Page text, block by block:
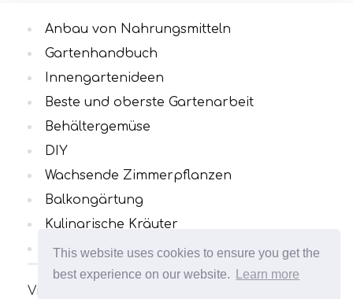
This website uses cookies to ensure you get the
best experience on our website.
Learn more
Viele interessante und nützliche Artikel zum
Anbau von Nahrungsmitteln
Gartenhandbuch
Innengartenideen
Beste und oberste Gartenarbeit
Behältergemüse
DIY
Wachsende Zimmerpflanzen
Balkongärtung
Kulinarische Kräuter
Alle Kategorien